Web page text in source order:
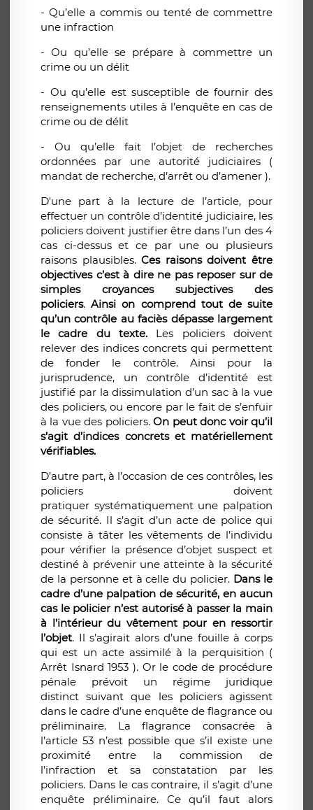
- Qu’elle a commis ou tenté de commettre
une infraction
- Ou qu’elle se prépare à commettre un
crime ou un délit
- Ou qu’elle est susceptible de fournir des
renseignements utiles à l’enquête en cas de
crime ou de délit
- Ou qu’elle fait l’objet de recherches
ordonnées par une autorité judiciaires (
mandat de recherche, d’arrêt ou d’amener ).
D'une part à la lecture de l’article, pour
effectuer un contrôle d’identité judiciaire, les
policiers doivent justifier être dans l’un des 4
cas ci-dessus et ce par une ou plusieurs
raisons plausibles.Ces raisons doivent être
objectives c’est à dire ne pas reposer sur de
simples croyances subjectives des
policiers.Ainsi on comprend tout de suite
qu’un contrôle au faciès dépasse largement
le cadre du texte. Les policiers doivent
relever des indices concrets qui permettent
de fonder le contrôle. Ainsi pour la
jurisprudence, un contrôle d’identité est
justifié par la dissimulation d’un sac à la vue
des policiers, ou encore par le fait de s’enfuir
à la vue des policiers.On peut donc voir qu’il
s’agit d’indices concrets et matériellement
vérifiables.
D’autre part, à l’occasion de ces contrôles, les
policiers doivent
pratiquer systématiquement une palpation
de sécurité. Il s’agit d’un acte de police qui
consiste à tâter les vêtements de l’individu
pour vérifier la présence d’objet suspect et
destiné à prévenir une atteinte à la sécurité
de la personne et à celle du policier. Dans le
cadre d’une palpation de sécurité, en aucun
cas le policier n’est autorisé à passer la main
à l’intérieur du vêtement pour en ressortir
l’objet. Il s’agirait alors d’une fouille à corps
qui est un acte assimilé à la perquisition (
Arrêt Isnard 1953 ). Or le code de procédure
pénale prévoit un régime juridique
distinct suivant que les policiers agissent
dans le cadre d’une enquête de flagrance ou
préliminaire. La flagrance consacrée à
l’article 53 n’est possible que s’il existe une
proximité entre la commission de
l’infraction et sa constatation par les
policiers. Dans le cas contraire, il s’agit d’une
enquête préliminaire. Ce qu’il faut alors